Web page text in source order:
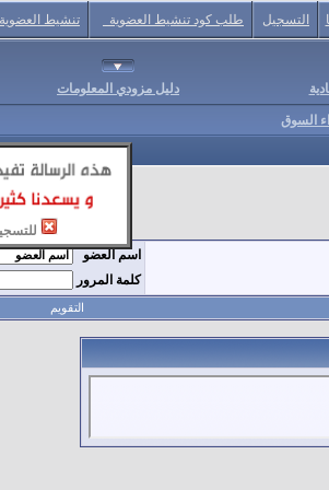
التسجيل طلب كود تنشيط العضوية تنشيط العضوية
دليل مزودي المعلومات
السوق
اسم العضو
كلمة المرور
التقويم